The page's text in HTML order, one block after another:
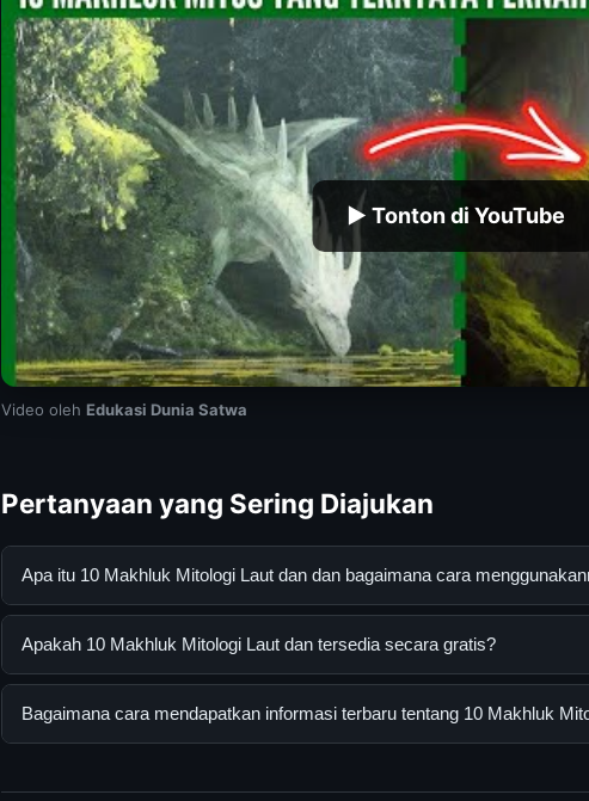
▶ Tonton di YouTube
Video oleh Edukasi Dunia Satwa
Pertanyaan yang Sering Diajukan
Apa itu 10 Makhluk Mitologi Laut dan dan bagaimana cara
10 Makhluk Mitologi Laut dan adalah layanan digital yang dirancang
resmi dan mengikuti panduan yang tersedia.
Apakah 10 Makhluk Mitologi Laut dan tersedia secara gratis?
Ya, 10 Makhluk Mitologi Laut dan dapat diakses secara gratis oleh
Bagaimana cara mendapatkan informasi terbaru tentang 10 Makhluk